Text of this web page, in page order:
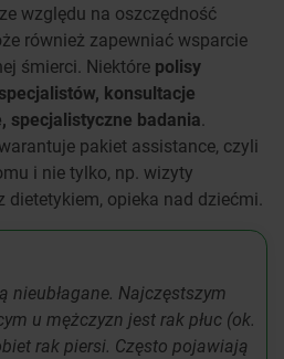
względu na oszczędność
również zapewniać wsparcie
śmierci. Niektóre polisy
konsultacje
specjalistyczne badania.
pakiet assistance, czyli
i nie tylko, np. wizyty
dietetykiem, opieka nad dziećmi.
nieubłagane. Najczęstszym
u mężczyzn jest rak płuc (ok.
rak piersi. Często pojawiają